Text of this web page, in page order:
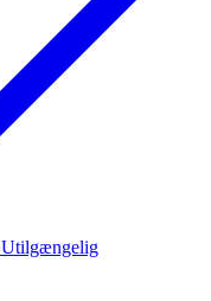
Utilgængelig